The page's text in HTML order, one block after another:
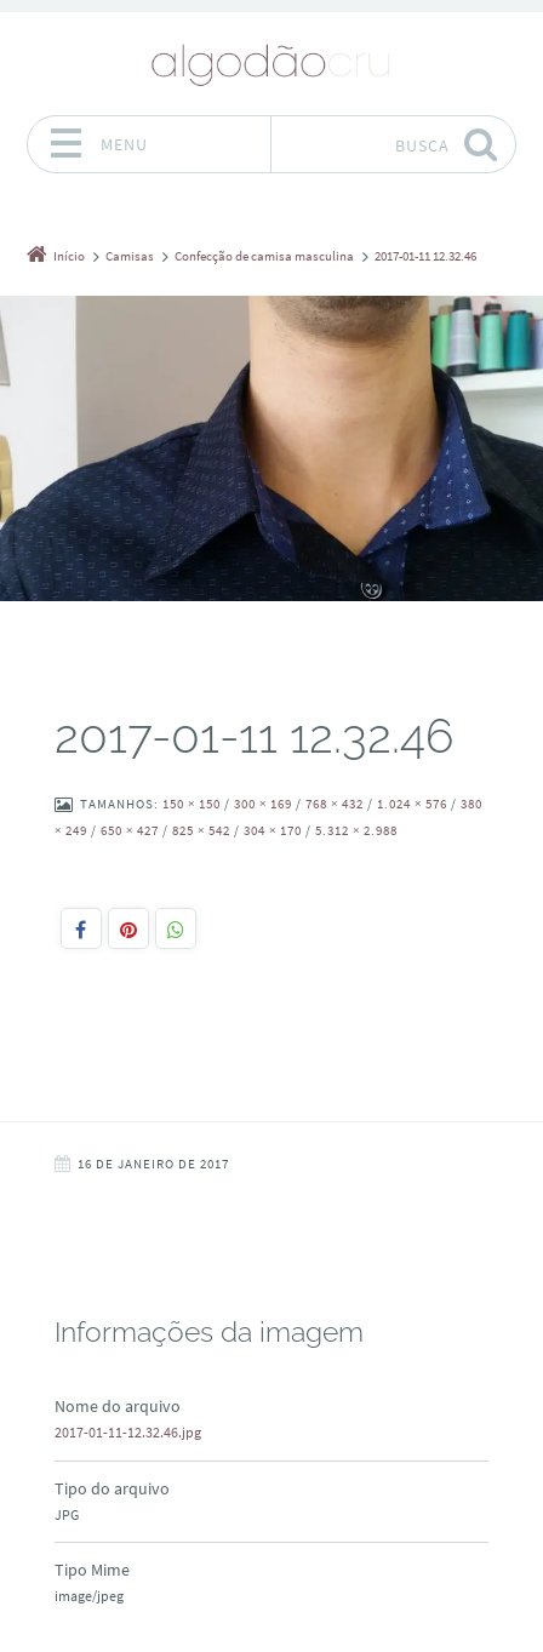
MENU BUSCA
Início Camisas Confecção de camisa masculina 2017-01-11 12.32.46
2017-01-11 12.32.46
TAMANHOS: 150 × 150 / 300 × 169 / 768 × 432 / 1.024 × 576 / 380
× 249 / 650 × 427 / 825 × 542 / 304 × 170 / 5.312 × 2.988
16 DE JANEIRO DE 2017
Informações da imagem
Nome do arquivo
2017-01-11-12.32.46.jpg
Tipo do arquivo
JPG
Tipo Mime
image/jpeg